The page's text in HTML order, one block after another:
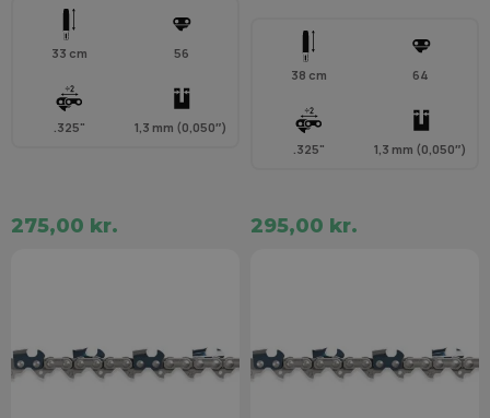
33 cm 56
.325" 1,3 mm (0,050″)
275,00 kr.
38 cm 64
.325" 1,3 mm (0,050″)
295,00 kr.